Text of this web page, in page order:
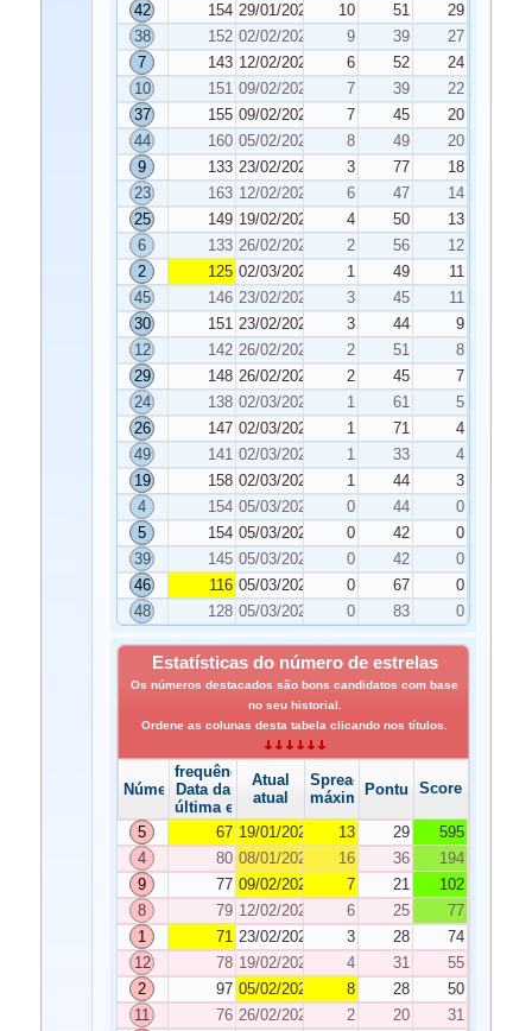
42
154 29/01/2021 10 51
29
38
152 02/02/2021 9 39
27
7
143 12/02/2021 6 52
24
10
151 09/02/2021 7 39
22
37
155 09/02/2021 7 45
20
44
160 05/02/2021 8 49
20
9
133 23/02/2021 3 77
18
23
163 12/02/2021 6 47
14
25
149 19/02/2021 4 50
13
6
133 26/02/2021 2 56
12
2
125 02/03/2021 1 49
11
45
146 23/02/2021 3 45
11
30
151 23/02/2021 3 44
9
12
142 26/02/2021 2 51
8
29
148 26/02/2021 2 45
7
24
138 02/03/2021 1 61
5
26
147 02/03/2021 1 71
4
49
141 02/03/2021 1 33
4
19
158 02/03/2021 1 44
3
4
154 05/03/2021 0 44
0
5
154 05/03/2021 0 42
0
39
145 05/03/2021 0 42
0
46
116 05/03/2021 0 67
0
48
128 05/03/2021 0 83 0
Estatísticas do número de estrelas
Os números destacados são bons candidatos com base
no seu historial.
Ordene as colunas desta tabela clicando nos títulos.
Número
frequência
Data da
última edição
Atual
atual
Spread
máximoPontuaçãoScore
5 67 19/01/2021 13 29
595
4
80 08/01/2021 16 36
194
9
77 09/02/2021 7 21
102
8
79 12/02/2021 6 25
77
1
71 23/02/2021 3 28
74
12
78 19/02/2021 4 31
55
2
97 05/02/2021 8 28
50
11
76 26/02/2021 2 20
31